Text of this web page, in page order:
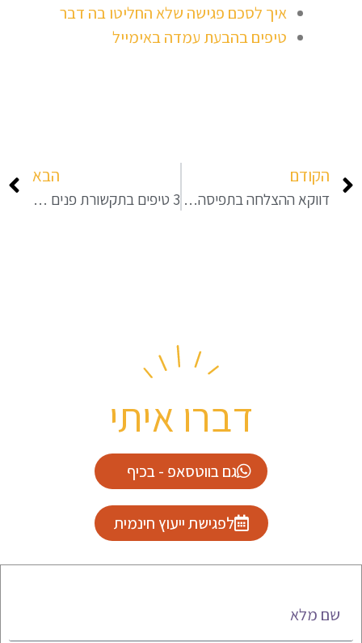
איך לסכם פגישה שלא החליטו בה דבר
טיפים בהבעת עמדה באימייל
הקודם
דווקא ההצלחה בתפיסה של בן לאדן יצרה פרדוקס בתקשורת הפנים ארגונית של ה-CIA
הבא
3 טיפים בתקשורת פנים ארגונית לחברי הכנסת החדשים
דברו איתי
גם בווטסאפ - בכיף
לפגישת ייעוץ חינמית